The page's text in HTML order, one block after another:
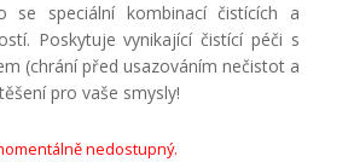
se speciální kombinací čistících a
Poskytuje vynikající čistící péči s
(chrání před usazováním nečistot a
pro vaše smysly!
nedostupný.